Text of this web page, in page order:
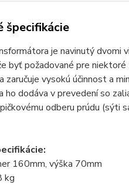
špecifikácie
je navinutý dvomi
byť požadované pre
zaručuje vysokú účinnost a
ho dodáva v prevedení so
odberu prúdu (sýti
160mm, výška 70mm
kg